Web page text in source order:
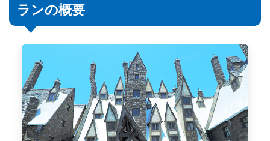
ランの概要